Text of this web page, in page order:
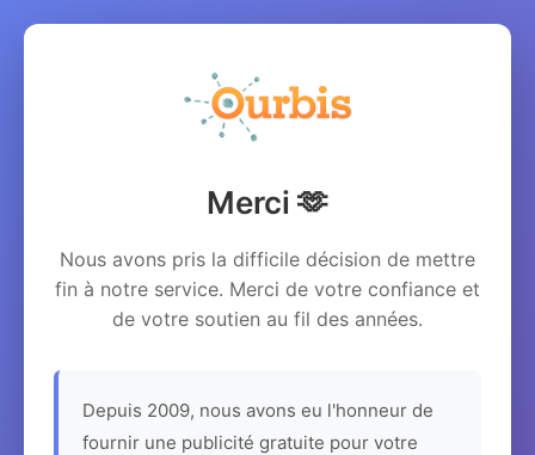
Merci 🫶
Nous avons pris la difficile décision de mettre
fin à notre service. Merci de votre confiance et
de votre soutien au fil des années.
Depuis 2009, nous avons eu l'honneur de
fournir une publicité gratuite pour votre